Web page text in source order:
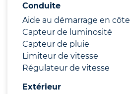
Conduite
Aide au démarrage en côte
Capteur de luminosité
Capteur de pluie
Limiteur de vitesse
Régulateur de vitesse
Extérieur